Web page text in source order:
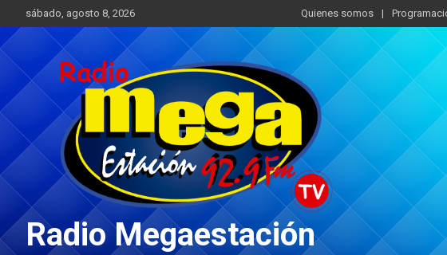
al
contenido
sábado, agosto 8, 2026 Quienes somos
Radio Megaestación